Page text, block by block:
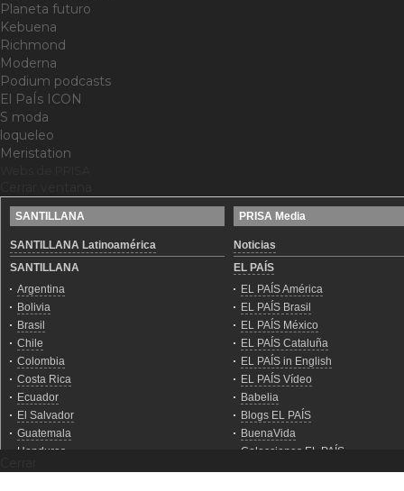
Planeta futuro
Kebuena
Richmond
Moderna
Podium podcasts
El PaÍs ICON
S moda
loqueleo
Meristation